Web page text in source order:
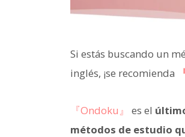
Si estás buscando un
inglés, ¡se recomienda
『Ondoku』 es el
métodos de estudio